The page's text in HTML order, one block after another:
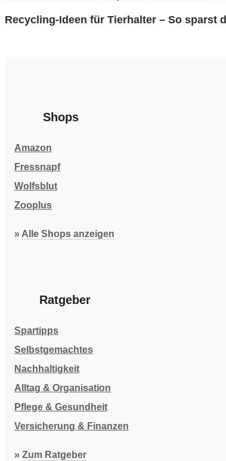
Recycling-Ideen für Tierhalter – So sparst
Shops
Amazon
Fressnapf
Wolfsblut
Zooplus
» Alle Shops anzeigen
Ratgeber
Spartipps
Selbstgemachtes
Nachhaltigkeit
Alltag & Organisation
Pflege & Gesundheit
Versicherung & Finanzen
» Zum Ratgeber